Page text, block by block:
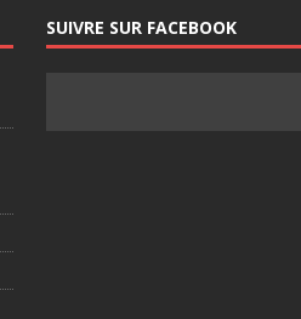
SUIVRE SUR FACEBOOK